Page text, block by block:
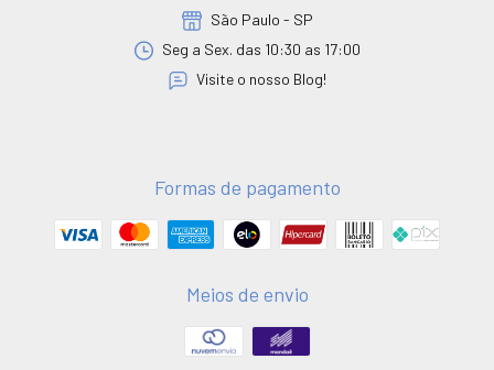
São Paulo - SP
Seg a Sex. das 10:30 as 17:00
Visite o nosso Blog!
Formas de pagamento
Meios de envio